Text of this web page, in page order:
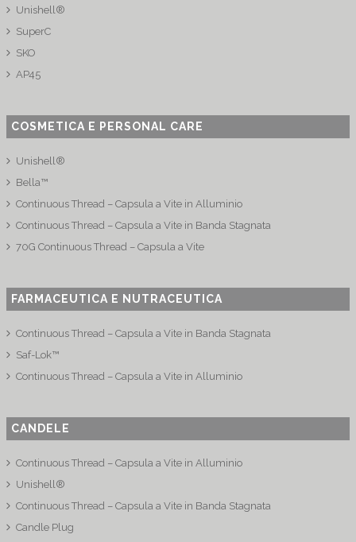
Unishell®
SuperC
SKO
AP45
COSMETICA E PERSONAL CARE
Unishell®
Bella™
Continuous Thread – Capsula a Vite in Alluminio
Continuous Thread – Capsula a Vite in Banda Stagnata
70G Continuous Thread – Capsula a Vite
FARMACEUTICA E NUTRACEUTICA
Continuous Thread – Capsula a Vite in Banda Stagnata
Saf-Lok™
Continuous Thread – Capsula a Vite in Alluminio
CANDELE
Continuous Thread – Capsula a Vite in Alluminio
Unishell®
Continuous Thread – Capsula a Vite in Banda Stagnata
Candle Plug